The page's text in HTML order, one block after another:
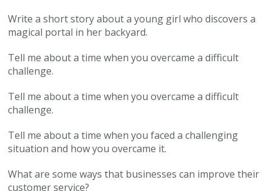
Write a short story about a young girl who discovers a
magical portal in her backyard.
Tell me about a time when you overcame a difficult
challenge.
Tell me about a time when you overcame a difficult
challenge.
Tell me about a time when you faced a challenging
situation and how you overcame it.
What are some ways that businesses can improve their
customer service?